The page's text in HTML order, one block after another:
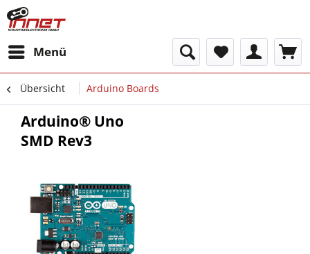
Menü
Übersicht Arduino Boards
Arduino® Uno
SMD Rev3